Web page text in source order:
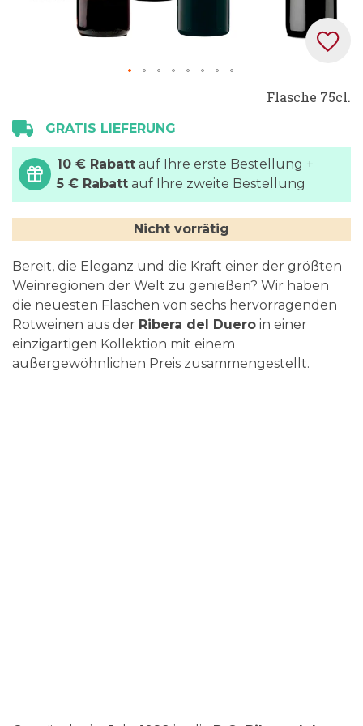
der
Bildgalerie
springen
Flasche 75cl.
GRATIS LIEFERUNG
10 € Rabatt auf Ihre erste Bestellung +
5 € Rabatt auf Ihre zweite Bestellung
Nicht vorrätig
Bereit, die Eleganz und die Kraft einer der größten
Weinregionen der Welt zu genießen? Wir haben
die neuesten Flaschen von sechs hervorragenden
Rotweinen aus der Ribera del Duero in einer
einzigartigen Kollektion mit einem
außergewöhnlichen Preis zusammengestellt.